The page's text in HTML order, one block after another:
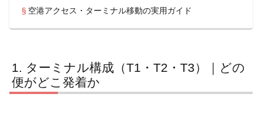
空港アクセス・ターミナル移動の実用ガイド
ターミナル構成（T1・T2・T3）｜どの
便がどこ発着か